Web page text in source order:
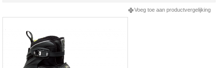
Voeg toe aan productvergelijking